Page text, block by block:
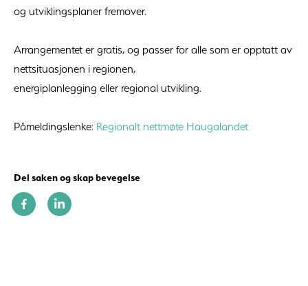
og utviklingsplaner fremover.
Arrangementet er gratis, og passer for alle som er opptatt av
nettsituasjonen i regionen,
energiplanlegging eller regional utvikling.
Påmeldingslenke: Regionalt nettmøte Haugalandet
Del saken og skap bevegelse